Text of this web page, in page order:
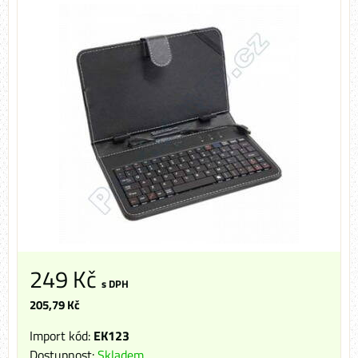
249 Kč s DPH
205,79 Kč
Import kód: EK123